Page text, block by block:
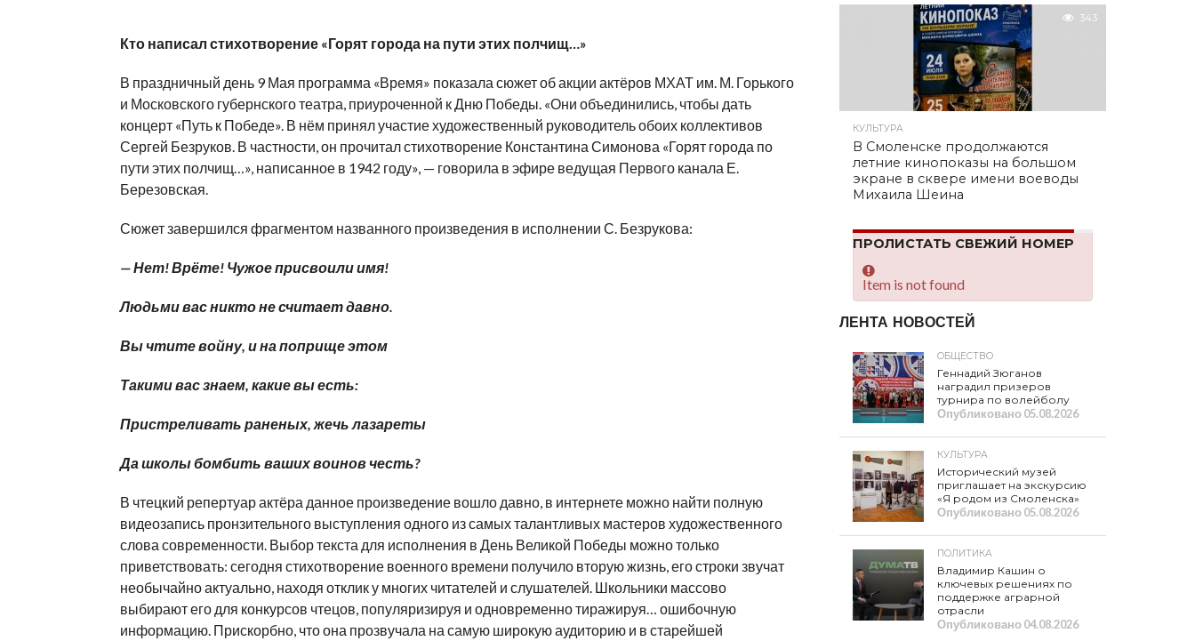
Кто написал стихотворение «Горят города на пути этих полчищ…»
В праздничный день 9 Мая программа «Время» показала сюжет об акции актёров МХАТ им. М. Горького
и Московского губернского театра, приуроченной к Дню Победы. «Они объединились, чтобы дать
концерт «Путь к Победе». В нём принял участие художественный руководитель обоих коллективов
Сергей Безруков. В частности, он прочитал стихотворение Константина Симонова «Горят города по
пути этих полчищ…», написанное в 1942 году», — говорила в эфире ведущая Первого канала Е.
Березовская.
Сюжет завершился фрагментом названного произведения в исполнении С. Безрукова:
— Нет! Врёте! Чужое присвоили имя!
Людьми вас никто не считает давно.
Вы чтите войну, и на поприще этом
Такими вас знаем, какие вы есть:
Пристреливать раненых, жечь лазареты
Да школы бомбить ваших воинов честь?
В чтецкий репертуар актёра данное произведение вошло давно, в интернете можно найти полную
видеозапись пронзительного выступления одного из самых талантливых мастеров художественного
слова современности. Выбор текста для исполнения в День Великой Победы можно только
приветствовать: сегодня стихотворение военного времени получило вторую жизнь, его строки звучат
необычайно актуально, находя отклик у многих читателей и слушателей. Школьники массово
выбирают его для конкурсов чтецов, популяризируя и одновременно тиражируя… ошибочную
информацию. Прискорбно, что она прозвучала на самую широкую аудиторию и в старейшей
343
КУЛЬТУРА
В Смоленске продолжаются
летние кинопоказы на большом
экране в сквере имени воеводы
Михаила Шеина
ПРОЛИСТАТЬ СВЕЖИЙ НОМЕР
Item is not found
ЛЕНТА НОВОСТЕЙ
ОБЩЕСТВО
Геннадий Зюганов
наградил призеров
турнира по волейболу
Опубликовано05.08.2026
КУЛЬТУРА
Исторический музей
приглашает на экскурсию
«Я родом из Смоленска»
Опубликовано05.08.2026
ПОЛИТИКА
Владимир Кашин о
ключевых решениях по
поддержке аграрной
отрасли
Опубликовано04.08.2026